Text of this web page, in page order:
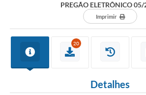
PREGÃO ELETRÔNICO
Imprimir
20
Detalhes